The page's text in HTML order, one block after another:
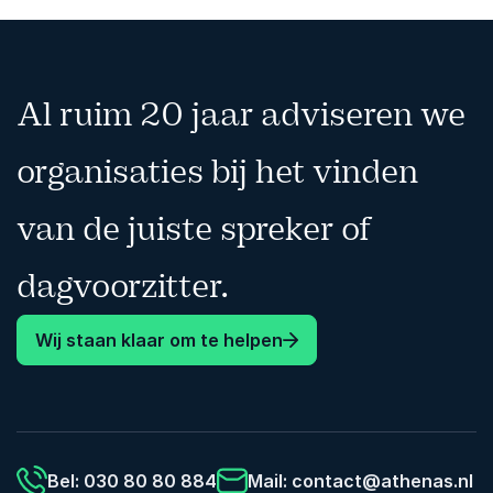
Al ruim 20 jaar adviseren we
organisaties bij het vinden
van de juiste spreker of
dagvoorzitter.
Wij staan klaar om te helpen
Bel: 030 80 80 884 Mail: contact@athenas.nl